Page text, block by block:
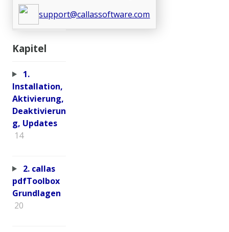
support@callassoftware.com
Kapitel
1.
Installation,
Aktivierung,
Deaktivierun
g, Updates
14
2. callas
pdfToolbox
Grundlagen
20